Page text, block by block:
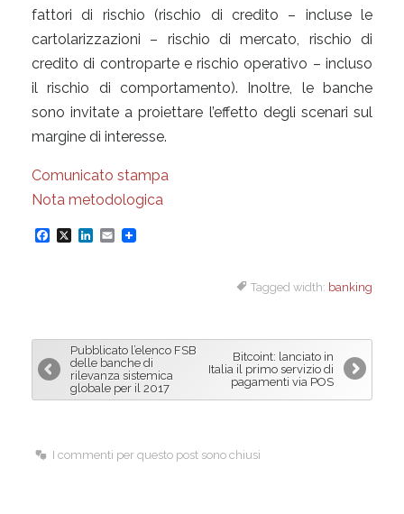
fattori di rischio (rischio di credito – incluse le
cartolarizzazioni – rischio di mercato, rischio di
credito di controparte e rischio operativo – incluso
il rischio di comportamento). Inoltre, le banche
sono invitate a proiettare l’effetto degli scenari sul
margine di interesse.
Comunicato stampa
Nota metodologica
F
b
o
o
X
L
e
d
I
E
l
Tagged width: banking
Pubblicato l’elenco FSB
delle banche di
rilevanza sistemica
globale per il 2017
Bitcoint: lanciato in
Italia il primo servizio di
pagamenti via POS
I commenti per questo post sono chiusi